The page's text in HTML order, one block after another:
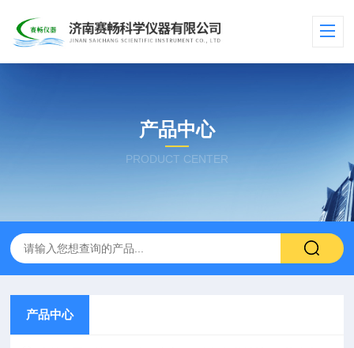
产品中心
PRODUCT CENTER
产品中心